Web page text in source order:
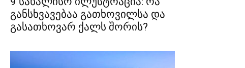
განსხვავებაა გათხოვილსა და
გასათხოვარ ქალს შორის?